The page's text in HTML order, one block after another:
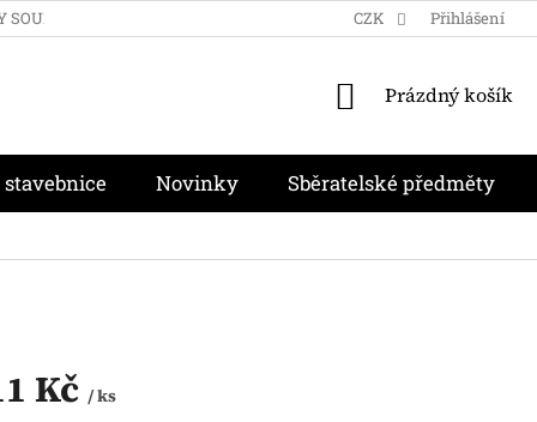
MOJE OBJEDNÁVKA
CZK Přihlášení
NÁKUPNÍ
Prázdný košík
stavebnice Novinky Sběratelské předměty
Kč / ks